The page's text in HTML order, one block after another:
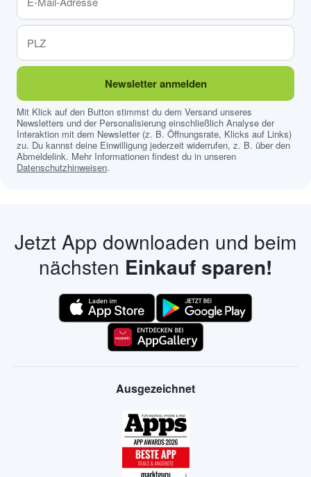
Newsletter anmelden
Mit Klick auf den Button stimmst du dem Versand unseres
Newsletters und der Personalisierung einschließlich Analyse der
Interaktion mit dem Newsletter (z. B. Öffnungsrate, Klicks auf Links)
zu. Du kannst deine Einwilligung jederzeit widerrufen, z. B. über den
Abmeldelink. Mehr Informationen findest du in unseren
Datenschutzhinweisen.
Jetzt App downloaden und beim
nächsten Einkauf sparen!
Ausgezeichnet